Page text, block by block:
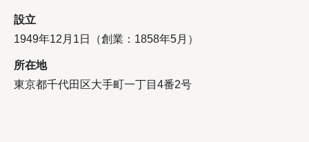
設立
1949年12月1日（創業：1858年5月）
所在地
東京都千代田区大手町一丁目4番2号